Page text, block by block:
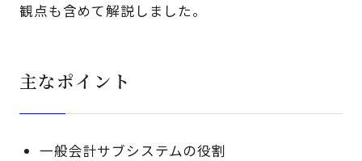
観点も含めて解説しました。
主なポイント
一般会計サブシステムの役割